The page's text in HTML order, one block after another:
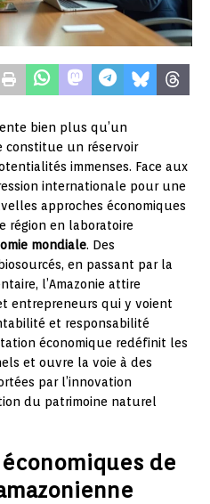
bien plus qu’un
constitue un réservoir
immenses. Face aux
internationale pour une
approches économiques
région en laboratoire
mondiale. Des
en passant par la
l’Amazonie attire
entrepreneurs qui y voient
et responsabilité
économique redéfinit les
et ouvre la voie à des
par l’innovation
du patrimoine naturel
de